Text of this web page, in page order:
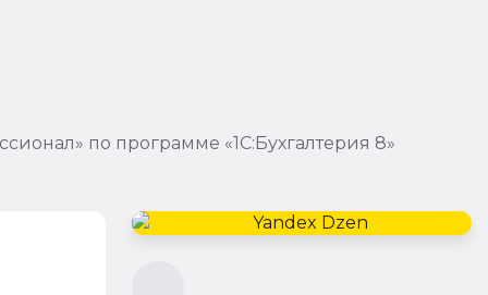
по программе «1С:Бухгалтерия 8»